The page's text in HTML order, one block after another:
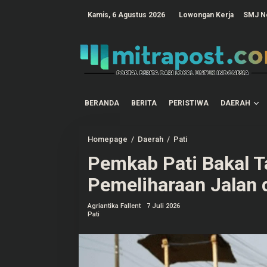
Kamis, 6 Agustus 2026 Lowongan Kerja SMJ
BERANDA BERITA PERISTIWA DAERAH
Homepage / Daerah / Pati
m
k
b
P
k
l
Pemkab Pati Bakal
Pemeliharaan Jalan
Agriantika Fallent
7 Juli 2026
Pati